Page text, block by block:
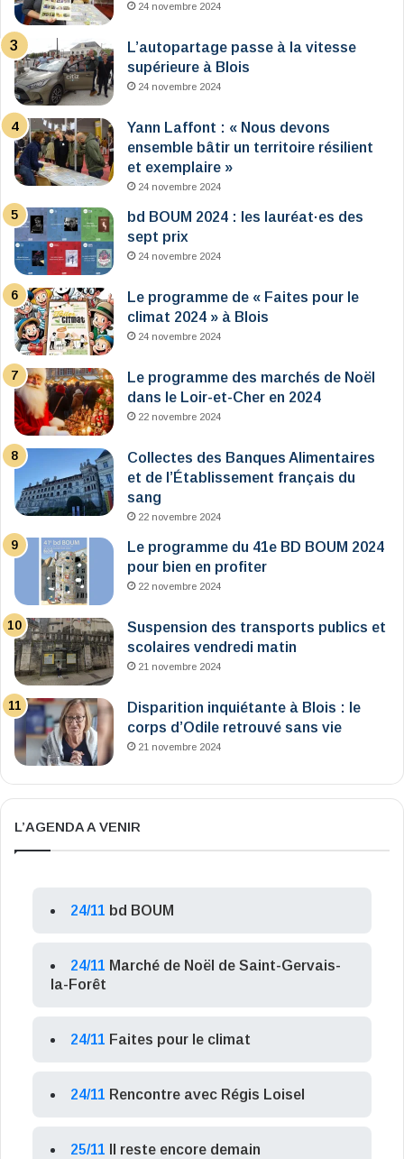
24 novembre 2024
L’autopartage passe à la vitesse
supérieure à Blois
24 novembre 2024
Yann Laffont : « Nous devons
ensemble bâtir un territoire résilient
et exemplaire »
24 novembre 2024
bd BOUM 2024 : les lauréat·es des
sept prix
24 novembre 2024
Le programme de « Faites pour le
climat 2024 » à Blois
24 novembre 2024
Le programme des marchés de Noël
dans le Loir-et-Cher en 2024
22 novembre 2024
Collectes des Banques Alimentaires
et de l’Établissement français du
sang
22 novembre 2024
Le programme du 41e BD BOUM 2024
pour bien en profiter
22 novembre 2024
Suspension des transports publics et
scolaires vendredi matin
21 novembre 2024
Disparition inquiétante à Blois : le
corps d’Odile retrouvé sans vie
21 novembre 2024
L’AGENDA A VENIR
24/11 bd BOUM
24/11 Marché de Noël de Saint-Gervais-
la-Forêt
24/11 Faites pour le climat
24/11 Rencontre avec Régis Loisel
25/11 Il reste encore demain